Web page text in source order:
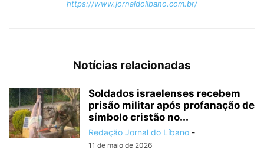
https://www.jornaldolibano.com.br/
Notícias relacionadas
Soldados israelenses recebem
prisão militar após profanação de
símbolo cristão no...
Redação Jornal do Líbano -
11 de maio de 2026